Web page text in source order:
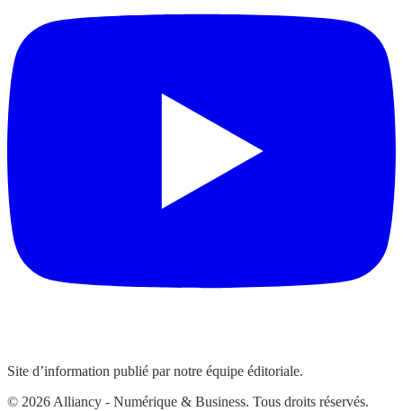
Site d’information publié par notre équipe éditoriale.
© 2026 Alliancy - Numérique & Business. Tous droits réservés.